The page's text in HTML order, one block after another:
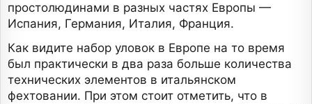
простолюдинами в разных частях Европы —
Испания, Германия, Италия, Франция.
Как видите набор уловок в Европе на то время
был практически в два раза больше количества
технических элементов в итальянском
фехтовании. При этом стоит отметить, что в